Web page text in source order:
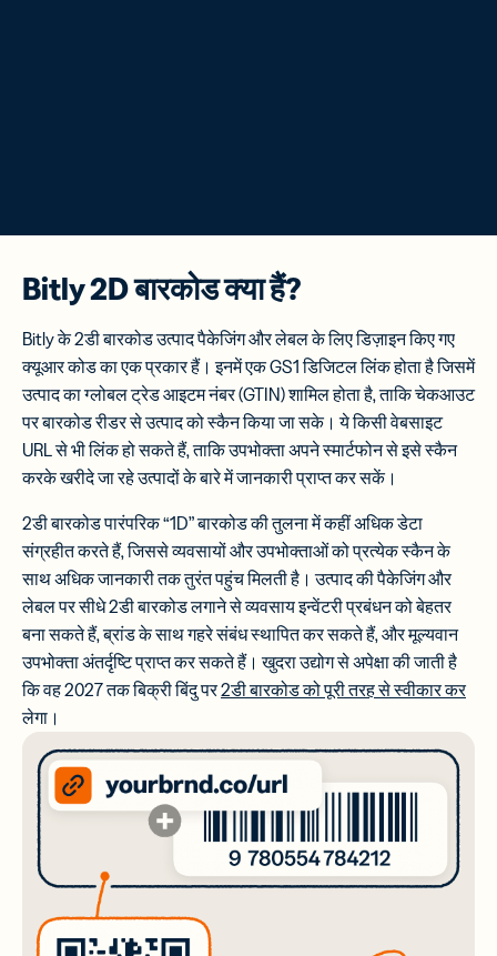
Bitly 2D बारकोड क्या हैं?
Bitly के 2डी बारकोड उत्पाद पैकेजिंग और लेबल के लिए डिज़ाइन किए गए
क्यूआर कोड का एक प्रकार हैं। इनमें एक GS1 डिजिटल लिंक होता है जिसमें
उत्पाद का ग्लोबल ट्रेड आइटम नंबर (GTIN) शामिल होता है, ताकि चेकआउट
पर बारकोड रीडर से उत्पाद को स्कैन किया जा सके। ये किसी वेबसाइट
URL से भी लिंक हो सकते हैं, ताकि उपभोक्ता अपने स्मार्टफोन से इसे स्कैन
करके खरीदे जा रहे उत्पादों के बारे में जानकारी प्राप्त कर सकें।
2डी बारकोड पारंपरिक “1D” बारकोड की तुलना में कहीं अधिक डेटा
संग्रहीत करते हैं, जिससे व्यवसायों और उपभोक्ताओं को प्रत्येक स्कैन के
साथ अधिक जानकारी तक तुरंत पहुंच मिलती है। उत्पाद की पैकेजिंग और
लेबल पर सीधे 2डी बारकोड लगाने से व्यवसाय इन्वेंटरी प्रबंधन को बेहतर
बना सकते हैं, ब्रांड के साथ गहरे संबंध स्थापित कर सकते हैं, और मूल्यवान
उपभोक्ता अंतर्दृष्टि प्राप्त कर सकते हैं। खुदरा उद्योग से अपेक्षा की जाती है
कि वह 2027 तक बिक्री बिंदु पर2डी बारकोड को पूरी तरह से स्वीकार कर
लेगा।